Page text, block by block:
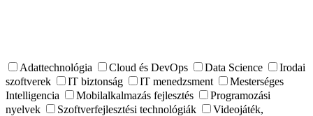
Adattechnológia Cloud és DevOps Data Science
Irodai
szoftverek
IT biztonság IT menedzsment
Mesterséges
Intelligencia
Mobilalkalmazás fejlesztés
Programozási
nyelvek
Szoftverfejlesztési technológiák
Videojáték,